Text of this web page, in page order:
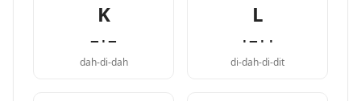
K
−·−
dah-di-dah
L
·−··
di-dah-di-dit